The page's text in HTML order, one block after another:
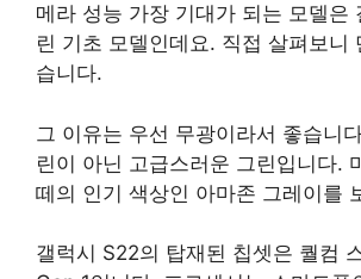
메라 성능 가장 기대가 되는 모델은
린 기초 모델인데요. 직접 살펴보니
습니다.
그 이유는 우선 무광이라서 좋습니
린이 아닌 고급스러운 그린입니다.
떼의 인기 색상인 아마존 그레이를
갤럭시 S22의 탑재된 칩셋은 퀄컴